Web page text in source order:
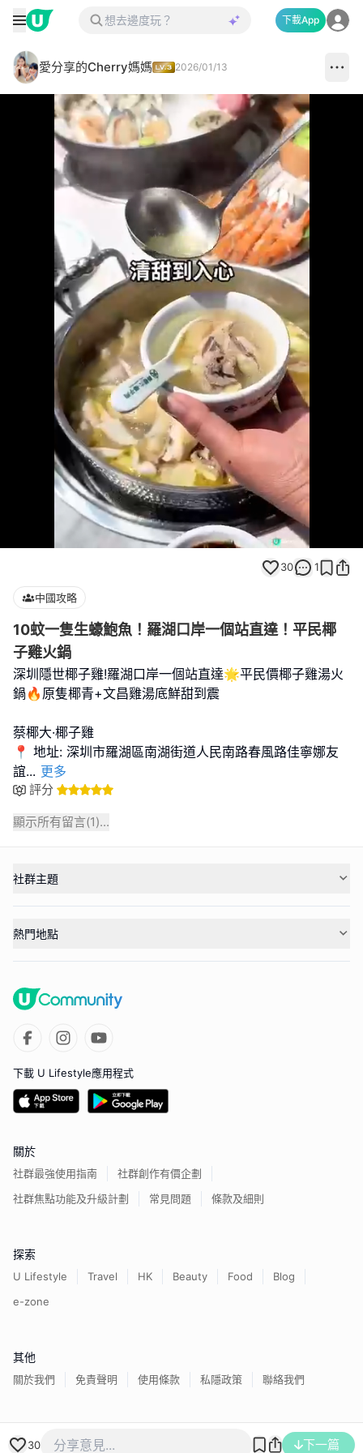
下載App
愛分享的Cherry媽媽 2026/01/13
Loaded:
100.00%
30 1
中國攻略
10蚊一隻生蠔鮑魚！羅湖口岸一個站直達！平民椰
子雞火鍋
深圳隱世椰子雞!羅湖口岸一個站直達🌟平民價椰子雞湯火
鍋🔥原隻椰青+文昌雞湯底鮮甜到震
蔡椰大·椰子雞
📍 地址: 深圳市羅湖區南湖街道人民南路春風路佳寧娜友
誼... 更多
評分
顯示所有留言(1)...
30 下一篇
社群主題
熱門地點
下載 U Lifestyle應用程式
關於
社群最強使用指南
社群創作有價企劃
社群焦點功能及升級計劃
常見問題 條款及細則
探索
U Lifestyle Travel HK Beauty Food
Blog
e-zone
其他
關於我們 免責聲明 使用條款 私隱政策 聯絡我們
香港經濟日報版權所有©